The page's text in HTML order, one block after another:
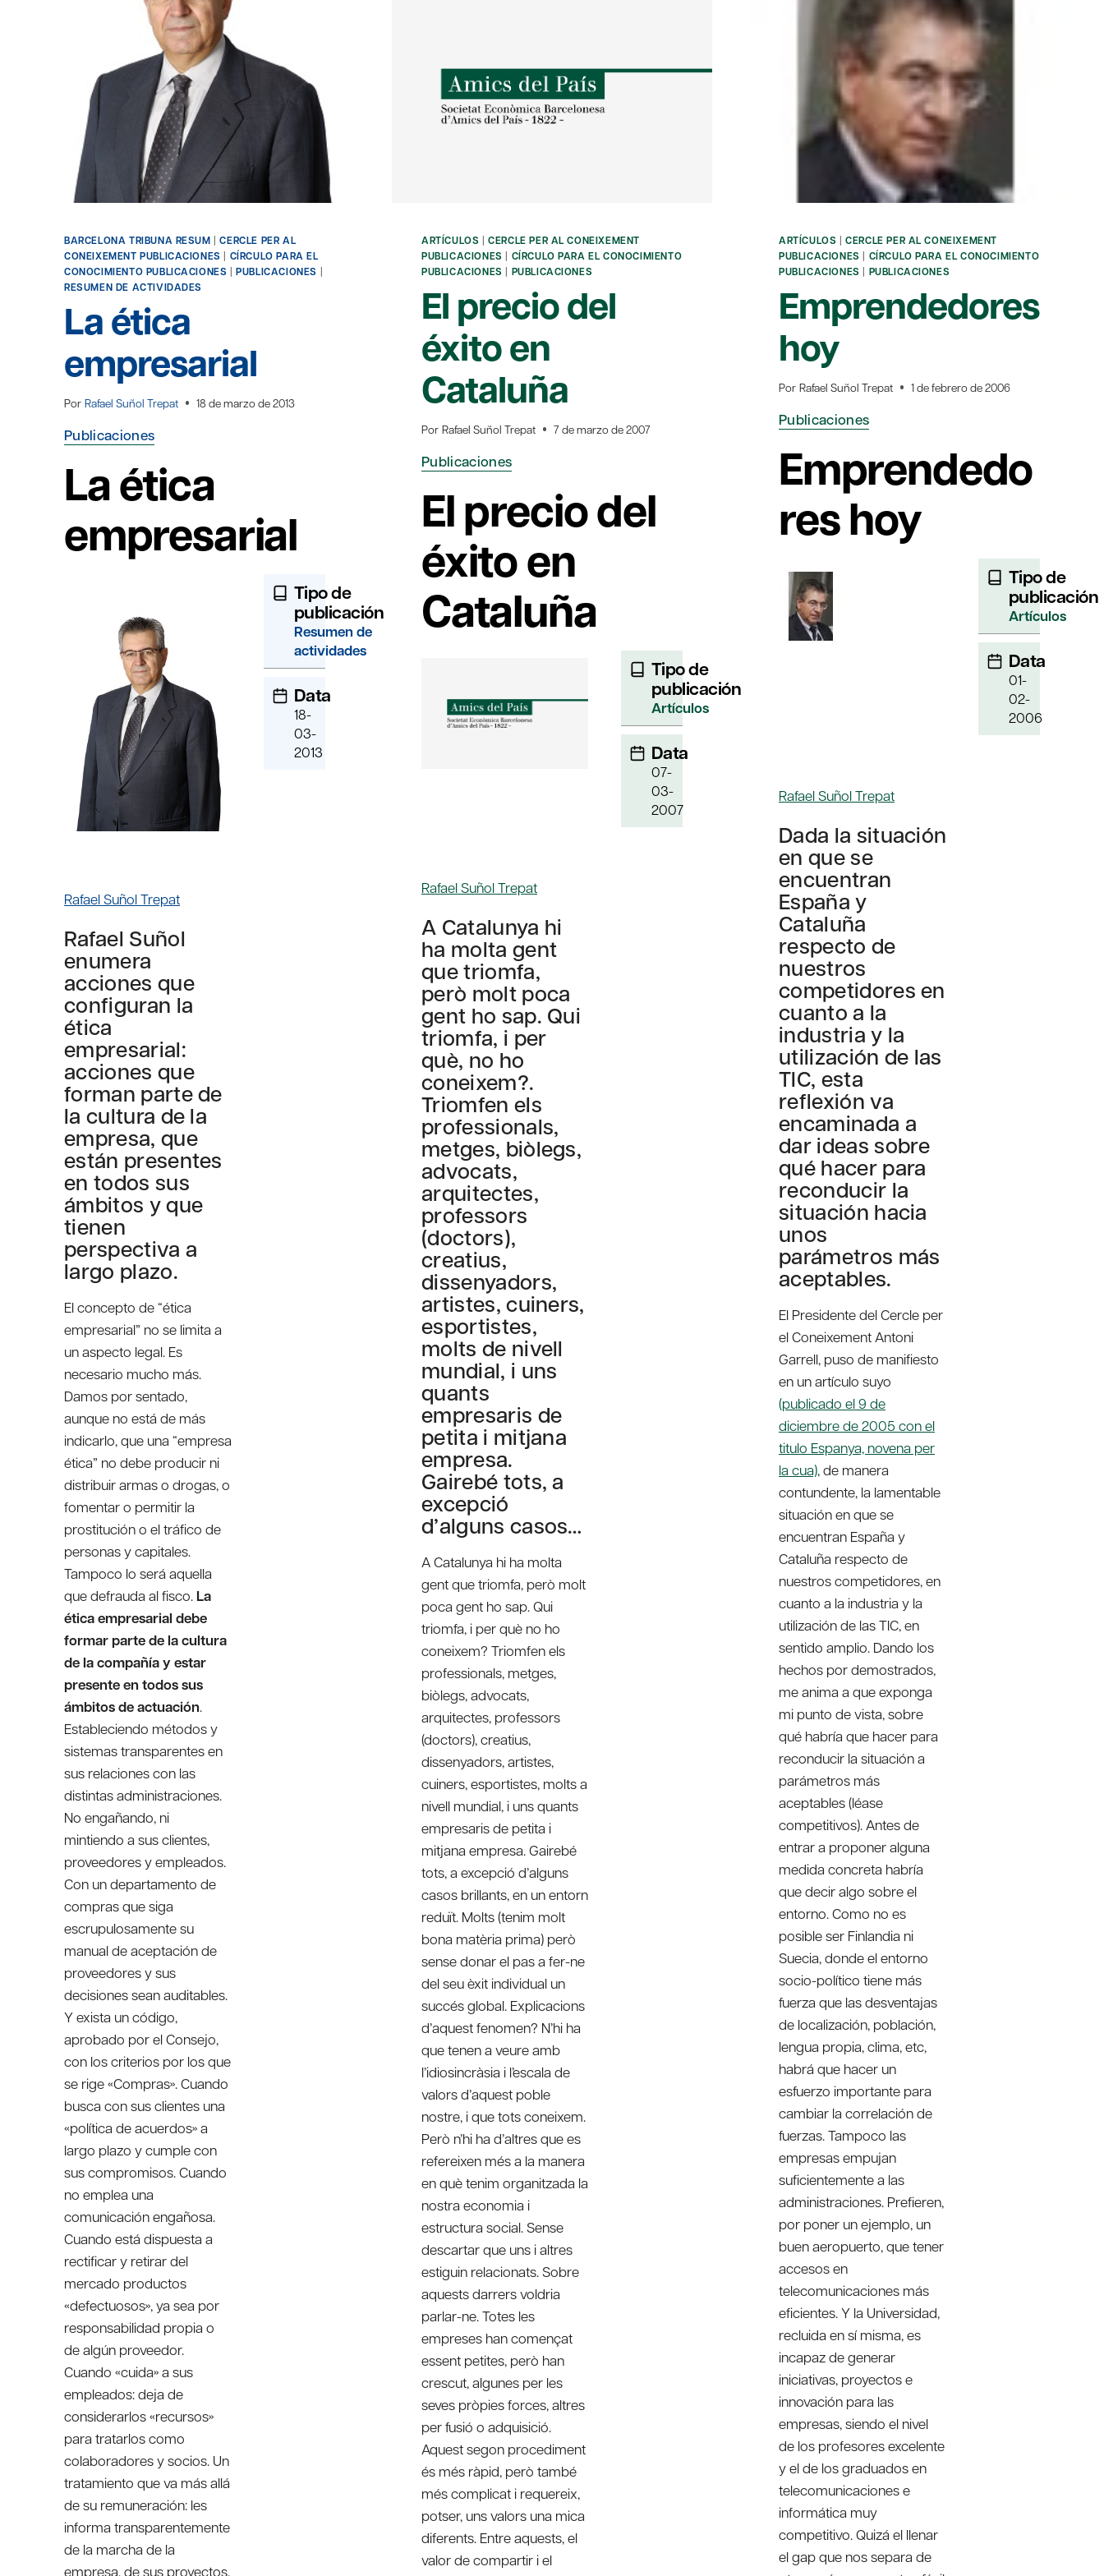
BARCELONA TRIBUNA RESUM |CERCLE PER AL
CONEIXEMENT PUBLICACIONES | CÍRCULO PARA EL
CONOCIMIENTO PUBLICACIONES |PUBLICACIONES |
RESUMEN DE ACTIVIDADES
La ética
empresarial
Por Rafael Suñol Trepat 18 de marzo de 2013
Publicaciones
La ética
empresarial
Tipo de
publicación
Resumen de
actividades
Data
18-
03-
2013
Rafael Suñol Trepat
Rafael Suñol
enumera
acciones que
configuran la
ética
empresarial:
acciones que
forman parte de
la cultura de la
empresa, que
están presentes
en todos sus
ámbitos y que
tienen
perspectiva a
largo plazo.
El concepto de “ética
empresarial” no se limita a
un aspecto legal. Es
necesario mucho más.
Damos por sentado,
aunque no está de más
indicarlo, que una “empresa
ética” no debe producir ni
distribuir armas o drogas, o
fomentar o permitir la
prostitución o el tráfico de
personas y capitales.
Tampoco lo será aquella
que defrauda al fisco. La
ética empresarial debe
formar parte de la cultura
de la compañía y estar
presente en todos sus
ámbitos de actuación.
Estableciendo métodos y
sistemas transparentes en
sus relaciones con las
distintas administraciones.
No engañando, ni
mintiendo a sus clientes,
proveedores y empleados.
Con un departamento de
compras que siga
escrupulosamente su
manual de aceptación de
proveedores y sus
decisiones sean auditables.
Y exista un código,
aprobado por el Consejo,
con los criterios por los que
se rige «Compras». Cuando
busca con sus clientes una
«política de acuerdos» a
largo plazo y cumple con
sus compromisos. Cuando
no emplea una
comunicación engañosa.
Cuando está dispuesta a
rectificar y retirar del
mercado productos
«defectuosos», ya sea por
responsabilidad propia o
de algún proveedor.
Cuando «cuida» a sus
empleados: deja de
considerarlos «recursos»
para tratarlos como
colaboradores y socios. Un
tratamiento que va más allá
de su remuneración: les
informa transparentemente
de la marcha de la
empresa, de sus proyectos,
ARTÍCULOS |CERCLE PER AL CONEIXEMENT
PUBLICACIONES | CÍRCULO PARA EL CONOCIMIENTO
PUBLICACIONES | PUBLICACIONES
El precio del
éxito en
Cataluña
Por Rafael Suñol Trepat 7 de marzo de 2007
Publicaciones
El precio del
éxito en
Cataluña
Tipo de
publicación
Artículos
Data
07-
03-
2007
Rafael Suñol Trepat
A Catalunya hi
ha molta gent
que triomfa,
però molt poca
gent ho sap. Qui
triomfa, i per
què, no ho
coneixem?.
Triomfen els
professionals,
metges, biòlegs,
advocats,
arquitectes,
professors
(doctors),
creatius,
dissenyadors,
artistes, cuiners,
esportistes,
molts de nivell
mundial, i uns
quants
empresaris de
petita i mitjana
empresa.
Gairebé tots, a
excepció
d’alguns casos…
A Catalunya hi ha molta
gent que triomfa, però molt
poca gent ho sap. Qui
triomfa, i per què no ho
coneixem? Triomfen els
professionals, metges,
biòlegs, advocats,
arquitectes, professors
(doctors), creatius,
dissenyadors, artistes,
cuiners, esportistes, molts a
nivell mundial, i uns quants
empresaris de petita i
mitjana empresa. Gairebé
tots, a excepció d’alguns
casos brillants, en un entorn
reduït. Molts (tenim molt
bona matèria prima) però
sense donar el pas a fer-ne
del seu èxit individual un
succés global. Explicacions
d’aquest fenomen? N’hi ha
que tenen a veure amb
l’idiosincràsia i l’escala de
valors d’aquest poble
nostre, i que tots coneixem.
Però n’hi ha d’altres que es
refereixen més a la manera
en què tenim organitzada la
nostra economia i
estructura social. Sense
descartar que uns i altres
estiguin relacionats. Sobre
aquests darrers voldria
parlar-ne. Totes les
empreses han començat
essent petites, però han
crescut, algunes per les
seves pròpies forces, altres
per fusió o adquisició.
Aquest segon procediment
és més ràpid, però també
més complicat i requereix,
potser, uns valors una mica
diferents. Entre aquests, el
valor de compartir i el
ARTÍCULOS |CERCLE PER AL CONEIXEMENT
PUBLICACIONES | CÍRCULO PARA EL CONOCIMIENTO
PUBLICACIONES | PUBLICACIONES
Emprendedores
hoy
Por Rafael Suñol Trepat 1 de febrero de 2006
Publicaciones
Emprendedo
res hoy
Tipo de
publicación
Artículos
Data
01-
02-
2006
Rafael Suñol Trepat
Dada la situación
en que se
encuentran
España y
Cataluña
respecto de
nuestros
competidores en
cuanto a la
industria y la
utilización de las
TIC, esta
reflexión va
encaminada a
dar ideas sobre
qué hacer para
reconducir la
situación hacia
unos
parámetros más
aceptables.
El Presidente del Cercle per
el Coneixement Antoni
Garrell, puso de manifiesto
en un artículo suyo
(publicado el 9 de
diciembre de 2005 con el
titulo Espanya, novena per
la cua), de manera
contundente, la lamentable
situación en que se
encuentran España y
Cataluña respecto de
nuestros competidores, en
cuanto a la industria y la
utilización de las TIC, en
sentido amplio. Dando los
hechos por demostrados,
me anima a que exponga
mi punto de vista, sobre
qué habría que hacer para
reconducir la situación a
parámetros más
aceptables (léase
competitivos). Antes de
entrar a proponer alguna
medida concreta habría
que decir algo sobre el
entorno. Como no es
posible ser Finlandia ni
Suecia, donde el entorno
socio-político tiene más
fuerza que las desventajas
de localización, población,
lengua propia, clima, etc,
habrá que hacer un
esfuerzo importante para
cambiar la correlación de
fuerzas. Tampoco las
empresas empujan
suficientemente a las
administraciones. Prefieren,
por poner un ejemplo, un
buen aeropuerto, que tener
accesos en
telecomunicaciones más
eficientes. Y la Universidad,
recluida en sí misma, es
incapaz de generar
iniciativas, proyectos e
innovación para las
empresas, siendo el nivel
de los profesores excelente
y el de los graduados en
telecomunicaciones e
informática muy
competitivo. Quizá el llenar
el gap que nos separa de